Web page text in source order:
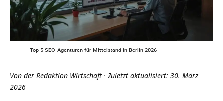
Top 5 SEO-Agenturen für Mittelstand in Berlin 2026
Von der Redaktion Wirtschaft · Zuletzt aktualisiert: 30. März
2026